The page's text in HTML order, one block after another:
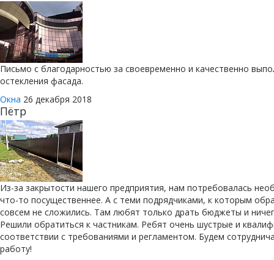
Письмо с благодарностью за своевременно и качественно
остекления фасада.
Окна 26 декабря 2018
Пётр
Из-за закрытости нашего предприятия, нам потребовалась
что-то посущественнее. А с теми подрядчиками, к которым
совсем не сложились. Там любят только драть бюджеты и
Решили обратиться к частникам. Ребят очень шустрые и
соответствии с требованиями и регламентом. Будем
работу!